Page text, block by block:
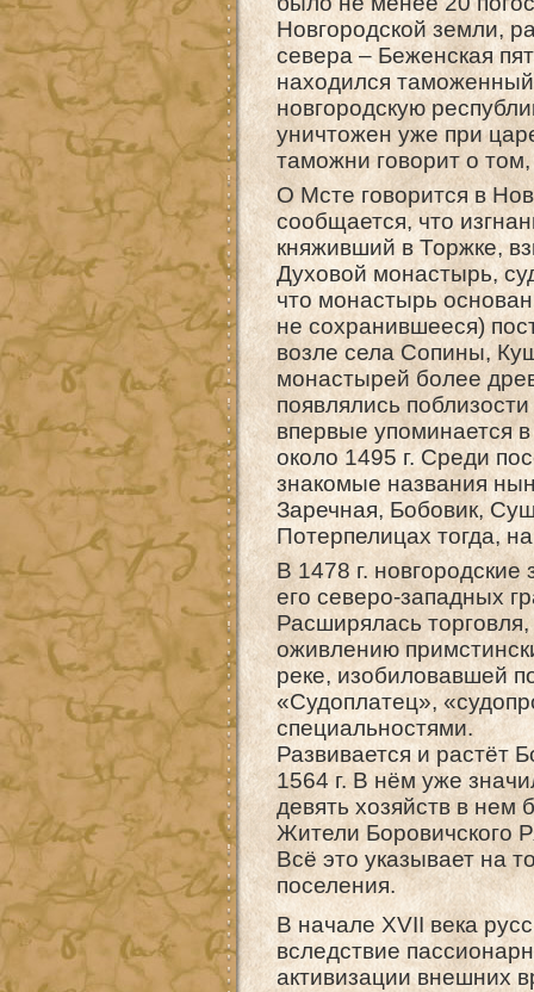
Новгородской земли,
севера – Беженская
находился
новгородскую
уничтожен уже при
таможни говорит о
О Мсте говорится в
сообщается, что
княживший в Торжке,
Духовой монастырь,
что монастырь
не сохранившееся)
возле села Сопины,
монастырей более
появлялись
впервые упоминается
около 1495 г. Среди
знакомые названия
Заречная, Бобовик,
Потерпелицах тогда,
В 1478 г.
его северо-западных
Расширялась
оживлению
реке, изобиловавшей
«Судоплатец»,
специальностями.
Развивается и растёт
1564 г. В нём уже
девять хозяйств в
Жители Боровичского
Всё это указывает на
поселения.
В начале XVII века
вследствие
активизации внешних